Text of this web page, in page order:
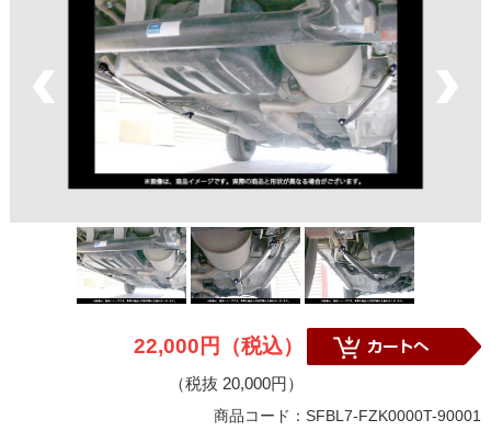
22,000円（税込）
（税抜 20,000円）
商品コード：SFBL7-FZK0000T-90001